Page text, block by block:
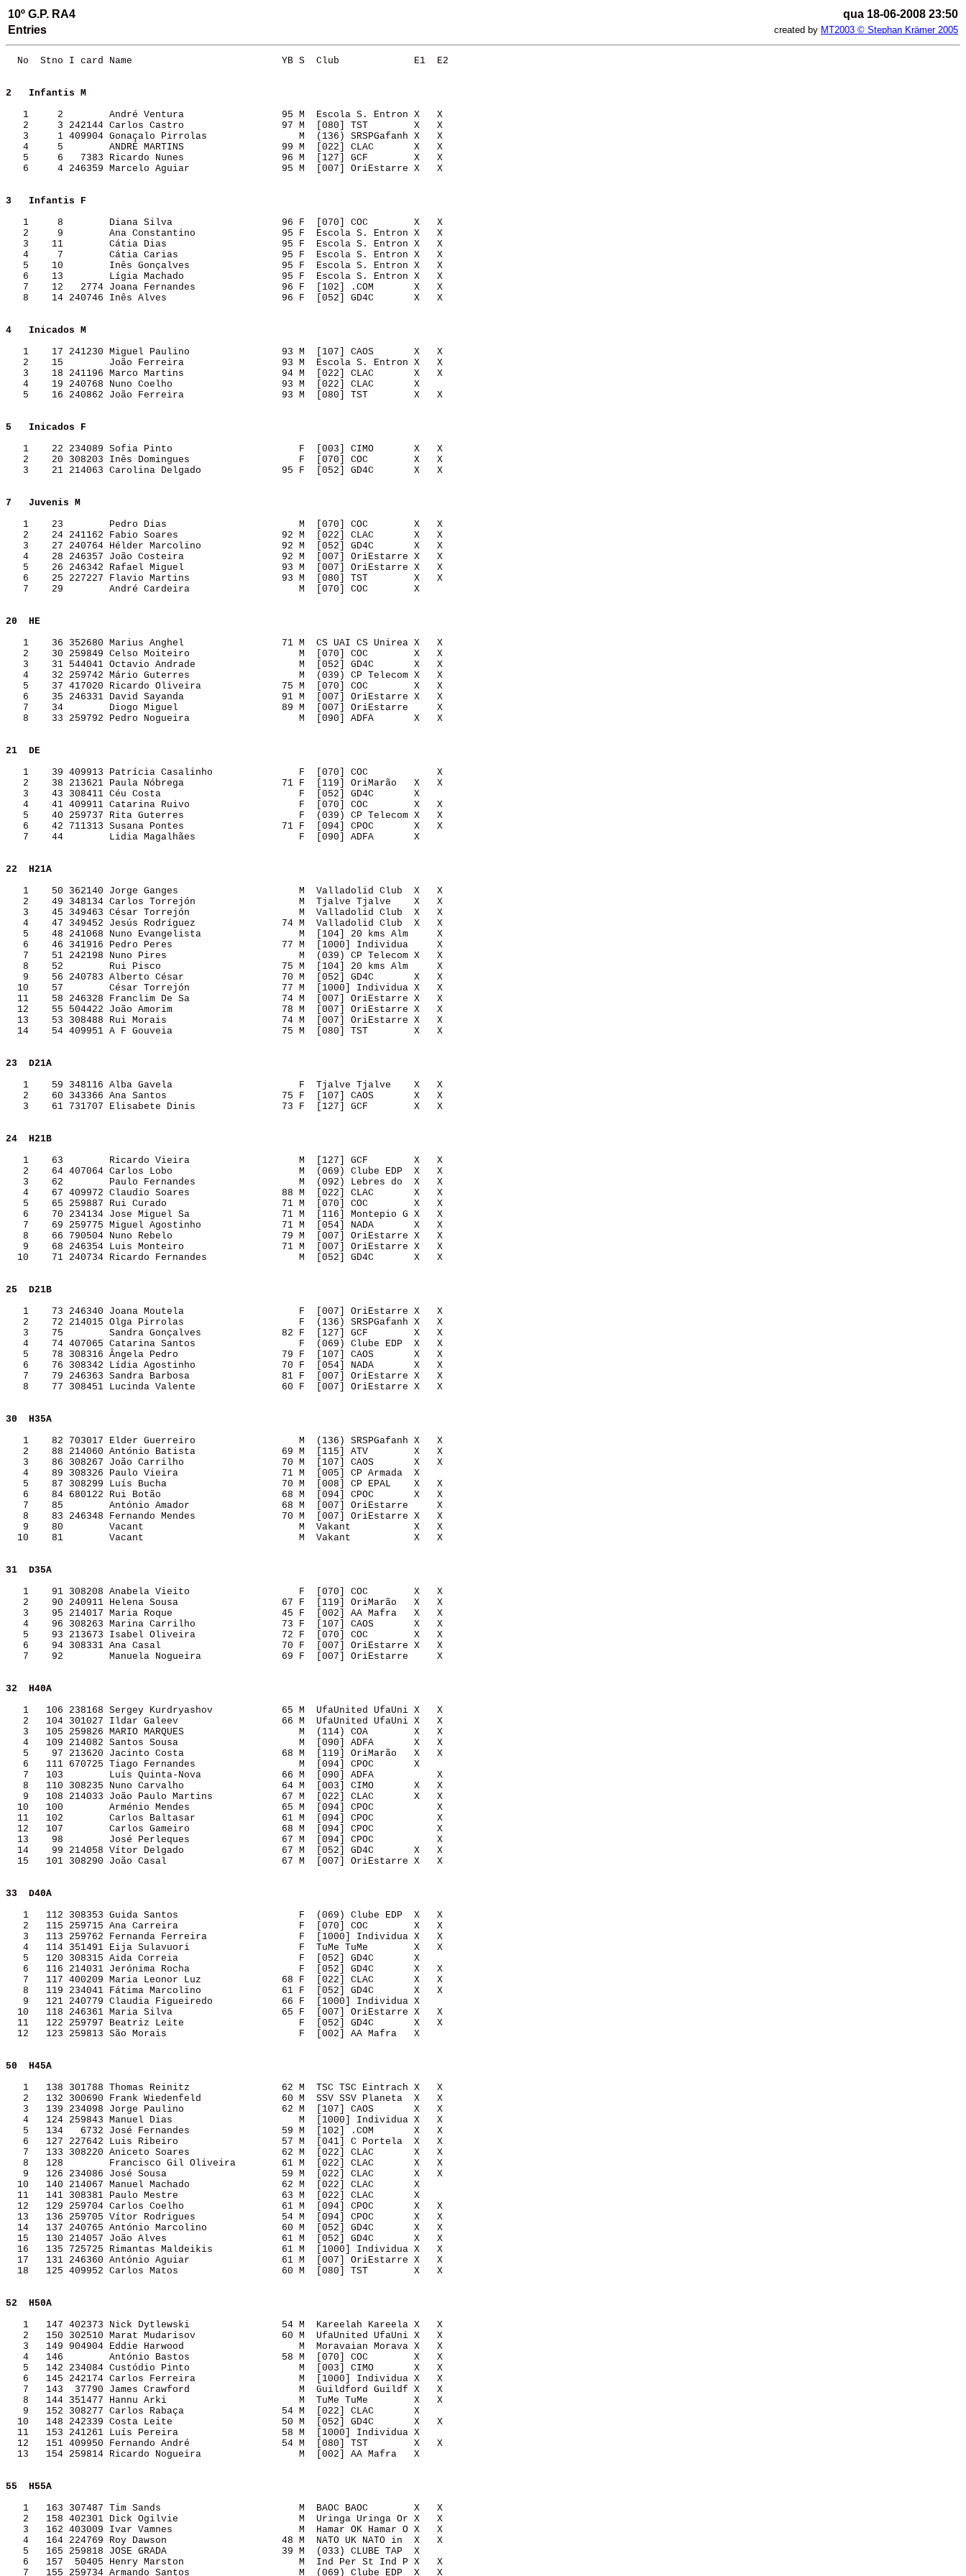
10º G.P. RA4
qua 18-06-2008 23:50
Entries
created by MT2003 © Stephan Krämer 2005
  No  Stno I card Name                          YB S  Club             E1  E2
2
Infantis M
   1     2        André Ventura                 95 M  Escola S. Entron X   X
   2     3 242144 Carlos Castro                 97 M  [080] TST        X   X
   3     1 409904 Gonaçalo Pirrolas                M  (136) SRSPGafanh X   X
   4     5        ANDRÉ MARTINS                 99 M  [022] CLAC       X   X
   5     6   7383 Ricardo Nunes                 96 M  [127] GCF        X   X
   6     4 246359 Marcelo Aguiar                95 M  [007] OriEstarre X   X
3
Infantis F
   1     8        Diana Silva                   96 F  [070] COC        X   X
   2     9        Ana Constantino               95 F  Escola S. Entron X   X
   3    11        Cátia Dias                    95 F  Escola S. Entron X   X
   4     7        Cátia Carias                  95 F  Escola S. Entron X   X
   5    10        Inês Gonçalves                95 F  Escola S. Entron X   X
   6    13        Lígia Machado                 95 F  Escola S. Entron X   X
   7    12   2774 Joana Fernandes               96 F  [102] .COM       X   X
   8    14 240746 Inês Alves                    96 F  [052] GD4C       X   X
4
Inicados M
   1    17 241230 Miguel Paulino                93 M  [107] CAOS       X   X
   2    15        João Ferreira                 93 M  Escola S. Entron X   X
   3    18 241196 Marco Martins                 94 M  [022] CLAC       X   X
   4    19 240768 Nuno Coelho                   93 M  [022] CLAC       X
   5    16 240862 João Ferreira                 93 M  [080] TST        X   X
5
Inicados F
   1    22 234089 Sofia Pinto                      F  [003] CIMO       X   X
   2    20 308203 Inês Domingues                   F  [070] COC        X   X
   3    21 214063 Carolina Delgado              95 F  [052] GD4C       X   X
7
Juvenis M
   1    23        Pedro Dias                       M  [070] COC        X   X
   2    24 241162 Fabio Soares                  92 M  [022] CLAC       X   X
   3    27 240764 Hélder Marcolino              92 M  [052] GD4C       X   X
   4    28 246357 João Costeira                 92 M  [007] OriEstarre X   X
   5    26 246342 Rafael Miguel                 93 M  [007] OriEstarre X   X
   6    25 227227 Flavio Martins                93 M  [080] TST        X   X
   7    29        André Cardeira                   M  [070] COC        X
20
HE
   1    36 352680 Marius Anghel                 71 M  CS UAI CS Unirea X   X
   2    30 259849 Celso Moiteiro                   M  [070] COC        X   X
   3    31 544041 Octavio Andrade                  M  [052] GD4C       X   X
   4    32 259742 Mário Guterres                   M  (039) CP Telecom X   X
   5    37 417020 Ricardo Oliveira              75 M  [070] COC        X   X
   6    35 246331 David Sayanda                 91 M  [007] OriEstarre X   X
   7    34        Diogo Miguel                  89 M  [007] OriEstarre     X
   8    33 259792 Pedro Nogueira                   M  [090] ADFA       X   X
21
DE
   1    39 409913 Patrícia Casalinho               F  [070] COC            X
   2    38 213621 Paula Nóbrega                 71 F  [119] OriMarão   X   X
   3    43 308411 Céu Costa                        F  [052] GD4C       X
   4    41 409911 Catarina Ruivo                   F  [070] COC        X   X
   5    40 259737 Rita Guterres                    F  (039) CP Telecom X   X
   6    42 711313 Susana Pontes                 71 F  [094] CPOC       X   X
   7    44        Lidia Magalhães                  F  [090] ADFA       X
22
H21A
   1    50 362140 Jorge Ganges                     M  Valladolid Club  X   X
   2    49 348134 Carlos Torrejón                  M  Tjalve Tjalve    X   X
   3    45 349463 César Torrejón                   M  Valladolid Club  X   X
   4    47 349452 Jesús Rodríguez               74 M  Valladolid Club  X   X
   5    48 241068 Nuno Evangelista                 M  [104] 20 kms Alm     X
   6    46 341916 Pedro Peres                   77 M  [1000] Individua     X
   7    51 242198 Nuno Pires                       M  (039) CP Telecom X   X
   8    52        Rui Pisco                     75 M  [104] 20 kms Alm     X
   9    56 240783 Alberto César                 70 M  [052] GD4C       X   X
  10    57        César Torrejón                77 M  [1000] Individua X   X
  11    58 246328 Franclim De Sa                74 M  [007] OriEstarre X   X
  12    55 504422 João Amorim                   78 M  [007] OriEstarre X   X
  13    53 308488 Rui Morais                    74 M  [007] OriEstarre X   X
  14    54 409951 A F Gouveia                   75 M  [080] TST        X   X
23
D21A
   1    59 348116 Alba Gavela                      F  Tjalve Tjalve    X   X
   2    60 343366 Ana Santos                    75 F  [107] CAOS       X   X
   3    61 731707 Elisabete Dinis               73 F  [127] GCF        X   X
24
H21B
   1    63        Ricardo Vieira                   M  [127] GCF        X   X
   2    64 407064 Carlos Lobo                      M  (069) Clube EDP  X   X
   3    62        Paulo Fernandes                  M  (092) Lebres do  X   X
   4    67 409972 Claudio Soares                88 M  [022] CLAC       X   X
   5    65 259887 Rui Curado                    71 M  [070] COC        X   X
   6    70 234134 Jose Miguel Sa                71 M  [116] Montepio G X   X
   7    69 259775 Miguel Agostinho              71 M  [054] NADA       X   X
   8    66 790504 Nuno Rebelo                   79 M  [007] OriEstarre X   X
   9    68 246354 Luis Monteiro                 71 M  [007] OriEstarre X   X
  10    71 240734 Ricardo Fernandes                M  [052] GD4C       X   X
25
D21B
   1    73 246340 Joana Moutela                    F  [007] OriEstarre X   X
   2    72 214015 Olga Pirrolas                    F  (136) SRSPGafanh X   X
   3    75        Sandra Gonçalves              82 F  [127] GCF        X   X
   4    74 407065 Catarina Santos                  F  (069) Clube EDP  X   X
   5    78 308316 Ângela Pedro                  79 F  [107] CAOS       X   X
   6    76 308342 Lídia Agostinho               70 F  [054] NADA       X   X
   7    79 246363 Sandra Barbosa                81 F  [007] OriEstarre X   X
   8    77 308451 Lucinda Valente               60 F  [007] OriEstarre X   X
30
H35A
   1    82 703017 Elder Guerreiro                  M  (136) SRSPGafanh X   X
   2    88 214060 António Batista               69 M  [115] ATV        X   X
   3    86 308267 João Carrilho                 70 M  [107] CAOS       X   X
   4    89 308326 Paulo Vieira                  71 M  [005] CP Armada  X
   5    87 308299 Luís Bucha                    70 M  [008] CP EPAL    X   X
   6    84 680122 Rui Botão                     68 M  [094] CPOC       X   X
   7    85        António Amador                68 M  [007] OriEstarre     X
   8    83 246348 Fernando Mendes               70 M  [007] OriEstarre X   X
   9    80        Vacant                           M  Vakant           X   X
  10    81        Vacant                           M  Vakant           X   X
31
D35A
   1    91 308208 Anabela Vieito                   F  [070] COC        X   X
   2    90 240911 Helena Sousa                  67 F  [119] OriMarão   X   X
   3    95 214017 Maria Roque                   45 F  [002] AA Mafra   X   X
   4    96 308263 Marina Carrilho               73 F  [107] CAOS       X   X
   5    93 213673 Isabel Oliveira               72 F  [070] COC        X   X
   6    94 308331 Ana Casal                     70 F  [007] OriEstarre X   X
   7    92        Manuela Nogueira              69 F  [007] OriEstarre     X
32
H40A
   1   106 238168 Sergey Kurdryashov            65 M  UfaUnited UfaUni X   X
   2   104 301027 Ildar Galeev                  66 M  UfaUnited UfaUni X   X
   3   105 259826 MARIO MARQUES                    M  (114) COA        X   X
   4   109 214082 Santos Sousa                     M  [090] ADFA       X   X
   5    97 213620 Jacinto Costa                 68 M  [119] OriMarão   X   X
   6   111 670725 Tiago Fernandes                  M  [094] CPOC       X
   7   103        Luís Quinta-Nova              66 M  [090] ADFA           X
   8   110 308235 Nuno Carvalho                 64 M  [003] CIMO       X   X
   9   108 214033 João Paulo Martins            67 M  [022] CLAC       X   X
  10   100        Arménio Mendes                65 M  [094] CPOC           X
  11   102        Carlos Baltasar               61 M  [094] CPOC           X
  12   107        Carlos Gameiro                68 M  [094] CPOC           X
  13    98        José Perleques                67 M  [094] CPOC           X
  14    99 214058 Vítor Delgado                 67 M  [052] GD4C       X   X
  15   101 308290 João Casal                    67 M  [007] OriEstarre X   X
33
D40A
   1   112 308353 Guida Santos                     F  (069) Clube EDP  X   X
   2   115 259715 Ana Carreira                     F  [070] COC        X   X
   3   113 259762 Fernanda Ferreira                F  [1000] Individua X   X
   4   114 351491 Eija Sulavuori                   F  TuMe TuMe        X   X
   5   120 308315 Aida Correia                     F  [052] GD4C       X
   6   116 214031 Jerónima Rocha                   F  [052] GD4C       X   X
   7   117 400209 Maria Leonor Luz              68 F  [022] CLAC       X   X
   8   119 234041 Fátima Marcolino              61 F  [052] GD4C       X   X
   9   121 240779 Claudia Figueiredo            66 F  [1000] Individua X
  10   118 246361 Maria Silva                   65 F  [007] OriEstarre X   X
  11   122 259797 Beatriz Leite                    F  [052] GD4C       X   X
  12   123 259813 São Morais                       F  [002] AA Mafra   X
50
H45A
   1   138 301788 Thomas Reinitz                62 M  TSC TSC Eintrach X   X
   2   132 300690 Frank Wiedenfeld              60 M  SSV SSV Planeta  X   X
   3   139 234098 Jorge Paulino                 62 M  [107] CAOS       X   X
   4   124 259843 Manuel Dias                      M  [1000] Individua X   X
   5   134   6732 José Fernandes                59 M  [102] .COM       X   X
   6   127 227642 Luis Ribeiro                  57 M  [041] C Portela  X   X
   7   133 308220 Aniceto Soares                62 M  [022] CLAC       X   X
   8   128        Francisco Gil Oliveira        61 M  [022] CLAC       X   X
   9   126 234086 José Sousa                    59 M  [022] CLAC       X   X
  10   140 214067 Manuel Machado                62 M  [022] CLAC       X
  11   141 308381 Paulo Mestre                  63 M  [022] CLAC       X
  12   129 259704 Carlos Coelho                 61 M  [094] CPOC       X   X
  13   136 259705 Vítor Rodrigues               54 M  [094] CPOC       X   X
  14   137 240765 António Marcolino             60 M  [052] GD4C       X   X
  15   130 214057 João Alves                    61 M  [052] GD4C       X   X
  16   135 725725 Rimantas Maldeikis            61 M  [1000] Individua X   X
  17   131 246360 António Aguiar                61 M  [007] OriEstarre X   X
  18   125 409952 Carlos Matos                  60 M  [080] TST        X   X
52
H50A
   1   147 402373 Nick Dytlewski                54 M  Kareelah Kareela X   X
   2   150 302510 Marat Mudarisov               60 M  UfaUnited UfaUni X   X
   3   149 904904 Eddie Harwood                    M  Moravaian Morava X   X
   4   146        António Bastos                58 M  [070] COC        X   X
   5   142 234084 Custódio Pinto                   M  [003] CIMO       X   X
   6   145 242174 Carlos Ferreira                  M  [1000] Individua X   X
   7   143  37790 James Crawford                   M  Guildford Guildf X   X
   8   144 351477 Hannu Arki                       M  TuMe TuMe        X   X
   9   152 308277 Carlos Rabaça                 54 M  [022] CLAC       X
  10   148 242339 Costa Leite                   50 M  [052] GD4C       X   X
  11   153 241261 Luís Pereira                  58 M  [1000] Individua X
  12   151 409950 Fernando André                54 M  [080] TST        X   X
  13   154 259814 Ricardo Nogueira                 M  [002] AA Mafra   X
55
H55A
   1   163 307487 Tim Sands                        M  BAOC BAOC        X   X
   2   158 402301 Dick Ogilvie                     M  Uringa Uringa Or X   X
   3   162 403009 Ivar Vamnes                      M  Hamar OK Hamar O X   X
   4   164 224769 Roy Dawson                    48 M  NATO UK NATO in  X   X
   5   165 259818 JOSE GRADA                    39 M  (033) CLUBE TAP  X
   6   157  50405 Henry Marston                    M  Ind Per St Ind P X   X
   7   155 259734 Armando Santos                   M  (069) Clube EDP  X   X